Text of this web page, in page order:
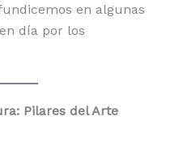
en algunas
día por los
Pilares del Arte